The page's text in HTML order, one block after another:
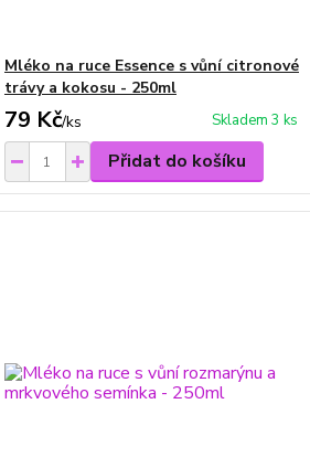
Mléko na ruce Essence s vůní citronové
trávy a kokosu - 250ml
79 Kč/ks Skladem 3 ks
Přidat do košíku